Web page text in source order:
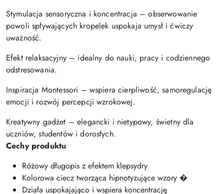
Stymulacja sensoryczna i koncentracja – obserwowanie
powoli spływających kropelek uspokaja umysł i ćwiczy
uważność.
Efekt relaksacyjny – idealny do nauki, pracy i codziennego
odstresowania.
Inspiracja Montessori – wspiera cierpliwość, samoregulację
emocji i rozwój percepcji wzrokowej.
Kreatywny gadżet – elegancki i nietypowy, świetny dla
uczniów, studentów i dorosłych.
Cechy produktu
Różowy długopis z efektem klepsydry
Kolorowa ciecz tworząca hipnotyzujące wzory �
Działa uspokajająco i wspiera koncentrację